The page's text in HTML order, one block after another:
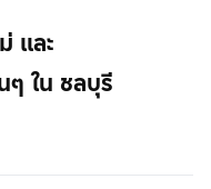
และ
ใน ชลบุรี